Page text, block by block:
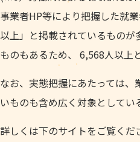
事業者HP等により把握した就
以上」と掲載されているもの
ものもあるため、 6,568人以上
なお、実態把握にあたっては
いものも含め広く対象としてい
詳しくは下のサイトをご覧くだ